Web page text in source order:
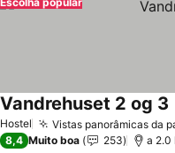
Hostel Vistas panorâmicas da
Vandrehuset 2 og 3
8,4 Muito boa 253 a 2.0